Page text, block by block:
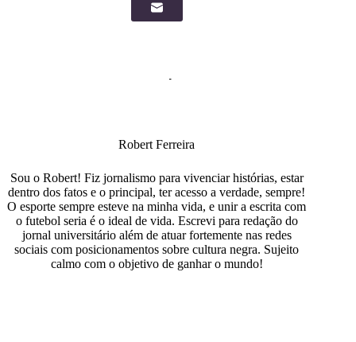
Robert Ferreira
Sou o Robert! Fiz jornalismo para vivenciar histórias, estar
dentro dos fatos e o principal, ter acesso a verdade, sempre!
O esporte sempre esteve na minha vida, e unir a escrita com
o futebol seria é o ideal de vida. Escrevi para redação do
jornal universitário além de atuar fortemente nas redes
sociais com posicionamentos sobre cultura negra. Sujeito
calmo com o objetivo de ganhar o mundo!